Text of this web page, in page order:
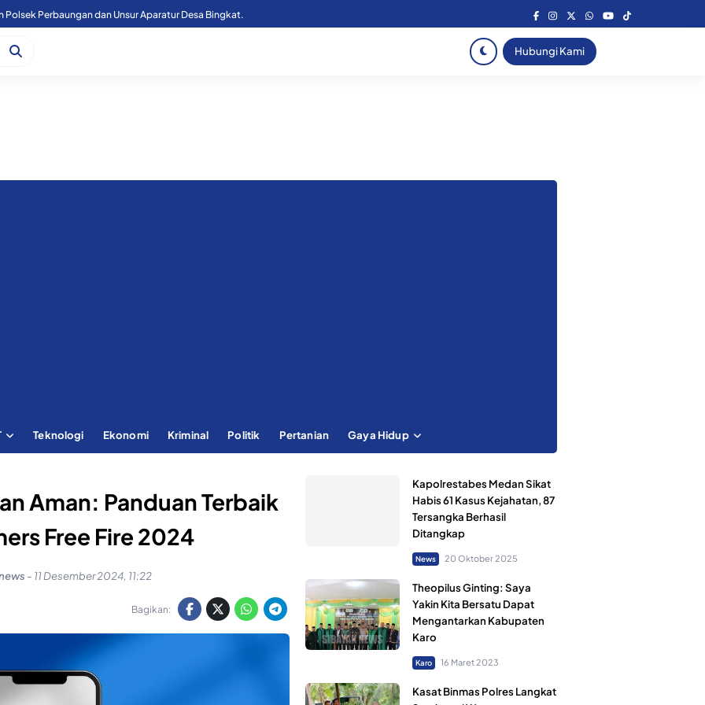
Polsek Perbaungan dan Unsur Aparatur Desa Bingkat.
Hubungi Kami
Teknologi Ekonomi Kriminal Politik Pertanian Gaya Hidup
Aman: Panduan Terbaik
Free Fire 2024
- 11 Desember 2024, 11:22
Bagikan:
Kapolrestabes Medan Sikat
Habis 61 Kasus Kejahatan, 87
Tersangka Berhasil
Ditangkap
News 20 Oktober 2025
Theopilus Ginting: Saya
Yakin Kita Bersatu Dapat
Mengantarkan Kabupaten
Karo
Karo 16 Maret 2023
Kasat Binmas Polres Langkat